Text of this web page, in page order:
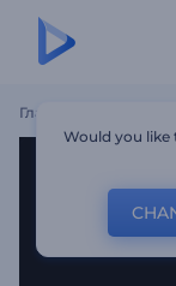
Главная
Would you like